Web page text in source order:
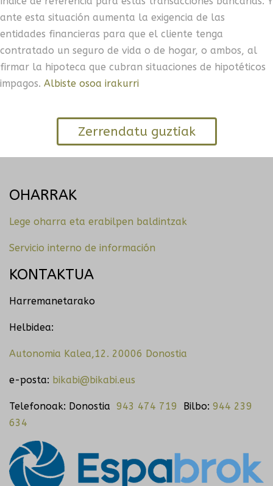
ante esta situación aumenta la exigencia de las
entidades financieras para que el cliente tenga
contratado un seguro de vida o de hogar, o ambos, al
firmar la hipoteca que cubran situaciones de hipotéticos
impagos. Albiste osoa irakurri
Zerrendatu guztiak
OHARRAK
Lege oharra eta erabilpen baldintzak
Servicio interno de información
KONTAKTUA
Harremanetarako
Helbidea:
Autonomia Kalea,12. 20006 Donostia
e-posta: bikabi@bikabi.eus
Telefonoak: Donostia 943 474 719 Bilbo: 944 239
634